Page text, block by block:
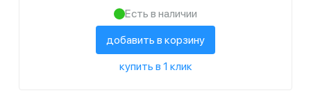
Есть в наличии
добавить в корзину
купить в 1 клик